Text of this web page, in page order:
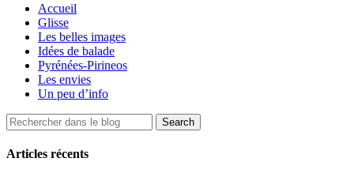
Accueil
Glisse
Les belles images
Idées de balade
Pyrénées-Pirineos
Les envies
Un peu d’info
Articles récents